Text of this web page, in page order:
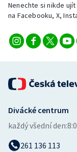
Nenechte si nikde
na Facebooku, X,
Divácké centrum
každý všední den:
261 136 113